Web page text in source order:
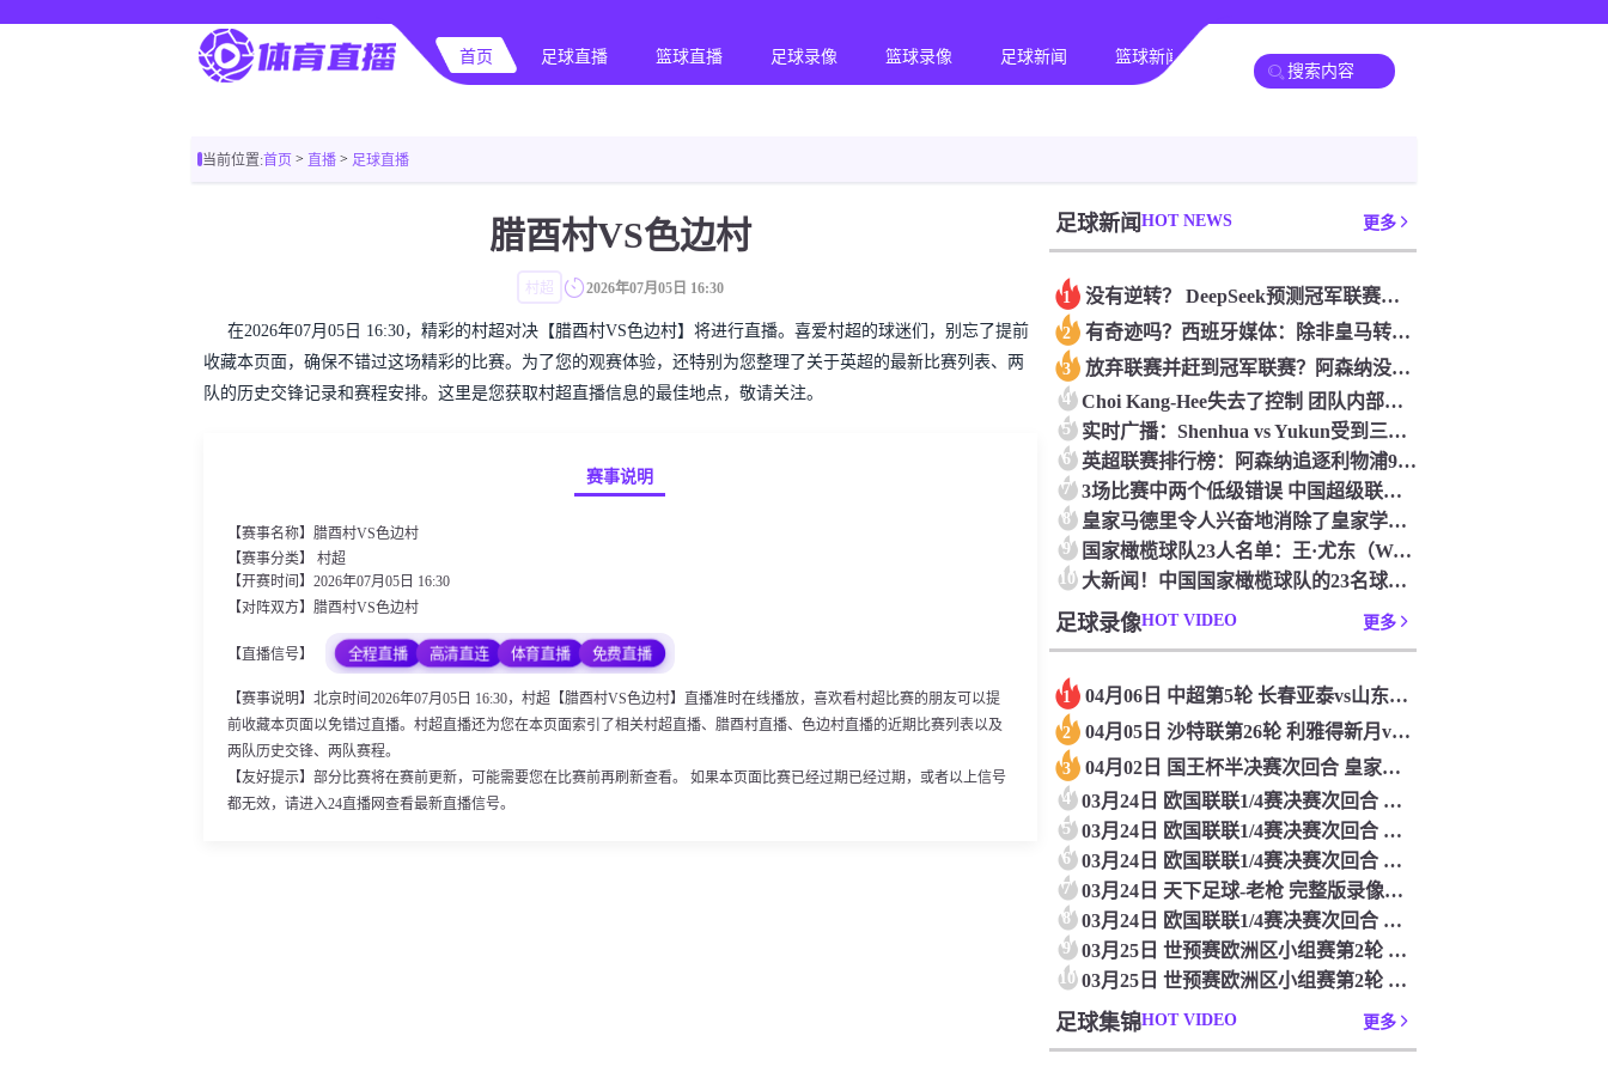
首页 足球直播 篮球直播 足球录像 篮球录像 足球新闻 篮球新闻
当前位置:首页 > 直播 > 足球直播
腊酉村VS色边村
村超 2026年07月05日 16:30
在2026年07月05日 16:30，精彩的村超对决【腊酉村VS色边村】将进行直播。喜爱村超的球迷们，别忘了提前
收藏本页面，确保不错过这场精彩的比赛。为了您的观赛体验，还特别为您整理了关于英超的最新比赛列表、两
队的历史交锋记录和赛程安排。这里是您获取村超直播信息的最佳地点，敬请关注。
赛事说明
【赛事名称】腊酉村VS色边村
【赛事分类】 村超
【开赛时间】2026年07月05日 16:30
【对阵双方】腊酉村VS色边村
【直播信号】 全程直播 高清直连 体育直播 免费直播
【赛事说明】北京时间2026年07月05日 16:30，村超【腊酉村VS色边村】直播准时在线播放，喜欢看村超比赛的朋友可以提
前收藏本页面以免错过直播。村超直播还为您在本页面索引了相关村超直播、腊酉村直播、色边村直播的近期比赛列表以及
两队历史交锋、两队赛程。
【友好提示】部分比赛将在赛前更新，可能需要您在比赛前再刷新查看。 如果本页面比赛已经过期已经过期，或者以上信号
都无效，请进入24直播网查看最新直播信号。
足球新闻 HOT NEWS 更多
1 没有逆转？ DeepSeek预测冠军联赛的第二回合：4支球队在第一回合中获胜 枪手输了
2 有奇迹吗？西班牙媒体：除非皇马转过身赢得西甲或欧洲冠军
3 放弃联赛并赶到冠军联赛？阿森纳没有希望赢得英超杯 赢得欧洲冠军的可能性
4 Choi Kang-Hee失去了控制 团队内部的冲突很突出 只有一个人可以从水火中拯救崔孔
5 实时广播：Shenhua vs Yukun受到三项有争议的惩罚 Yukun将向中国足球联合会提出投诉
6 英超联赛排行榜：阿森纳追逐利物浦9分 曼联连续三件坏事
7 3场比赛中两个低级错误 中国超级联赛的前守门员很老 是时候让位了 最好的继任者出现
8 皇家马德里令人兴奋地消除了皇家学会 安彭负责造成巨大的灾难！
9 国家橄榄球队23人名单：王·尤东（Wang Yudong）首次被选为第11名 塞吉尼奥（Serginho）在名单上
10 大新闻！中国国家橄榄球队的23名球员被确认是第一次进入阵容
足球录像HOT VIDEO 更多
1 04月06日 中超第5轮 长春亚泰vs山东泰山 全场录像
2 04月05日 沙特联第26轮 利雅得新月vs利雅得胜利 全场录像
3 04月02日 国王杯半决赛次回合 皇家马德里vs皇家社会 全场录像
4 03月24日 欧国联联1/4赛决赛次回合 德国vs意大利 全场录像回放
5 03月24日 欧国联联1/4赛决赛次回合 法国vs克罗地亚 全场录像回放
6 03月24日 欧国联联1/4赛决赛次回合 葡萄牙vs丹麦 全场录像回放
7 03月24日 天下足球-老枪 完整版录像回放
8 03月24日 欧国联联1/4赛决赛次回合 西班牙vs荷兰 全场录像回放
9 03月25日 世预赛欧洲区小组赛第2轮 立陶宛vs芬兰 全场录像回放
10 03月25日 世预赛欧洲区小组赛第2轮 波兰vs马耳他 全场录像回放
足球集锦HOT VIDEO 更多